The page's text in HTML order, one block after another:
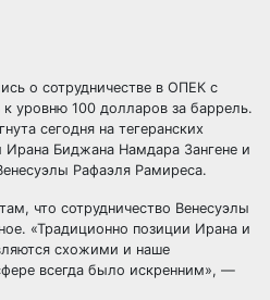
о сотрудничестве в ОПЕК с
уровню 100 долларов за баррель.
сегодня на тегеранских
Ирана Биджана Намдара Зангене и
Рафаэля Рамиреса.
что сотрудничество Венесуэлы
«Традиционно позиции Ирана и
схожими и наше
всегда было искренним», —